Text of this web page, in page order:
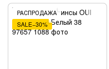
РАСПРОДАЖА
SALE−30%